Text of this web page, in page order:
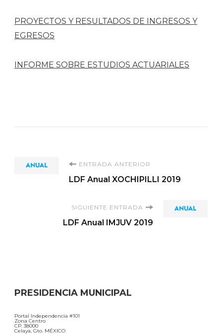
PROYECTOS Y RESULTADOS DE INGRESOS Y
EGRESOS
INFORME SOBRE ESTUDIOS ACTUARIALES
Navegación
entradas
ENTRADA ANTERIOR
LDF Anual XOCHIPILLI 2019
SIGUIENTE ENTRADA
LDF Anual IMJUV 2019
PRESIDENCIA MUNICIPAL
Portal Independencia #101
Zona Centro
CP. 38000
Celaya, Gto. MÉXICO